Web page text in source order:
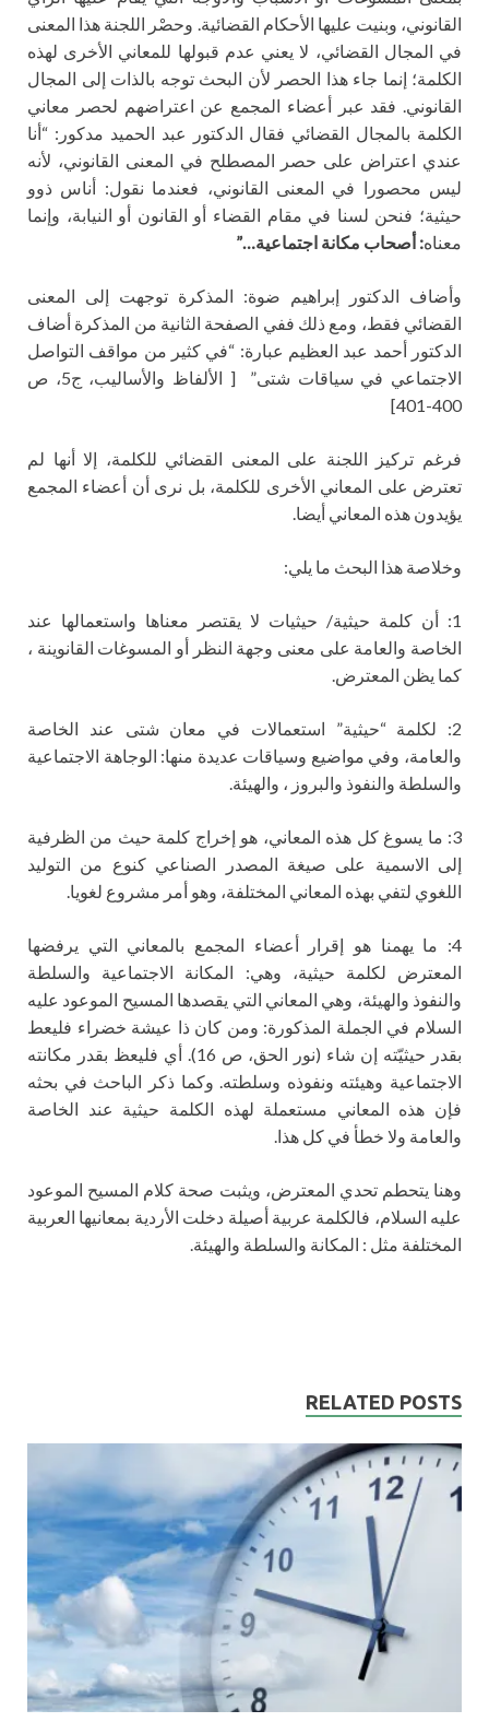
القانوني، وبنيت عليها الأحكام القضائية. وحصْر اللجنة هذا المعنى
في المجال القضائي، لا يعني عدم قبولها للمعاني الأخرى لهذه
الكلمة؛ إنما جاء هذا الحصر لأن البحث توجه بالذات إلى المجال
القانوني. فقد عبر أعضاء المجمع عن اعتراضهم لحصر معاني
الكلمة بالمجال القضائي فقال الدكتور عبد الحميد مدكور: “أنا
عندي اعتراض على حصر المصطلح في المعنى القانوني، لأنه
ليس محصورا في المعنى القانوني، فعندما نقول: أناس ذوو
حيثية؛ فنحن لسنا في مقام القضاء أو القانون أو النيابة، وإنما
معناه: أصحاب مكانة اجتماعية…”
وأضاف الدكتور إبراهيم ضوة: المذكرة توجهت إلى المعنى
القضائي فقط، ومع ذلك ففي الصفحة الثانية من المذكرة أضاف
الدكتور أحمد عبد العظيم عبارة: “في كثير من مواقف التواصل
الاجتماعي في سياقات شتى” [ الألفاظ والأساليب، ج5، ص
400-401]
فرغم تركيز اللجنة على المعنى القضائي للكلمة، إلا أنها لم
تعترض على المعاني الأخرى للكلمة، بل نرى أن أعضاء المجمع
يؤيدون هذه المعاني أيضا.
وخلاصة هذا البحث ما يلي:
1: أن كلمة حيثية/ حيثيات لا يقتصر معناها واستعمالها عند
الخاصة والعامة على معنى وجهة النظر أو المسوغات القانوينة ،
كما يظن المعترض.
2: لكلمة “حيثية” استعمالات في معان شتى عند الخاصة
والعامة، وفي مواضيع وسياقات عديدة منها: الوجاهة الاجتماعية
والسلطة والنفوذ والبروز ، والهيئة.
3: ما يسوغ كل هذه المعاني، هو إخراج كلمة حيث من الظرفية
إلى الاسمية على صيغة المصدر الصناعي كنوع من التوليد
اللغوي لتفي بهذه المعاني المختلفة، وهو أمر مشروع لغويا.
4: ما يهمنا هو إقرار أعضاء المجمع بالمعاني التي يرفضها
المعترض لكلمة حيثية، وهي: المكانة الاجتماعية والسلطة
والنفوذ والهيئة، وهي المعاني التي يقصدها المسيح الموعود عليه
السلام في الجملة المذكورة: ومن كان ذا عيشة خضراء فليعط
بقدر حيثيّته إن شاء (نور الحق، ص 16). أي فليعظ بقدر مكانته
الاجتماعية وهيئته ونفوذه وسلطته. وكما ذكر الباحث في بحثه
فإن هذه المعاني مستعملة لهذه الكلمة حيثية عند الخاصة
والعامة ولا خطأ في كل هذا.
وهنا يتحطم تحدي المعترض، ويثبت صحة كلام المسيح الموعود
عليه السلام، فالكلمة عربية أصيلة دخلت الأردية بمعانيها العربية
المختلفة مثل : المكانة والسلطة والهيئة.
RELATED POSTS